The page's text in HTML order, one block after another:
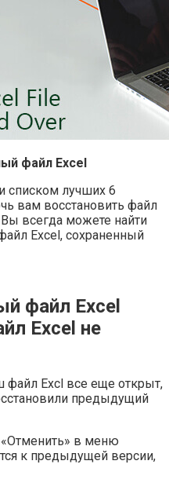
файл Excel
списком лучших 6
вам восстановить файл
всегда можете найти
Excel, сохраненный
файл Excel
Excel не
файл Excl все еще открыт,
предыдущий
в меню
к предыдущей версии,